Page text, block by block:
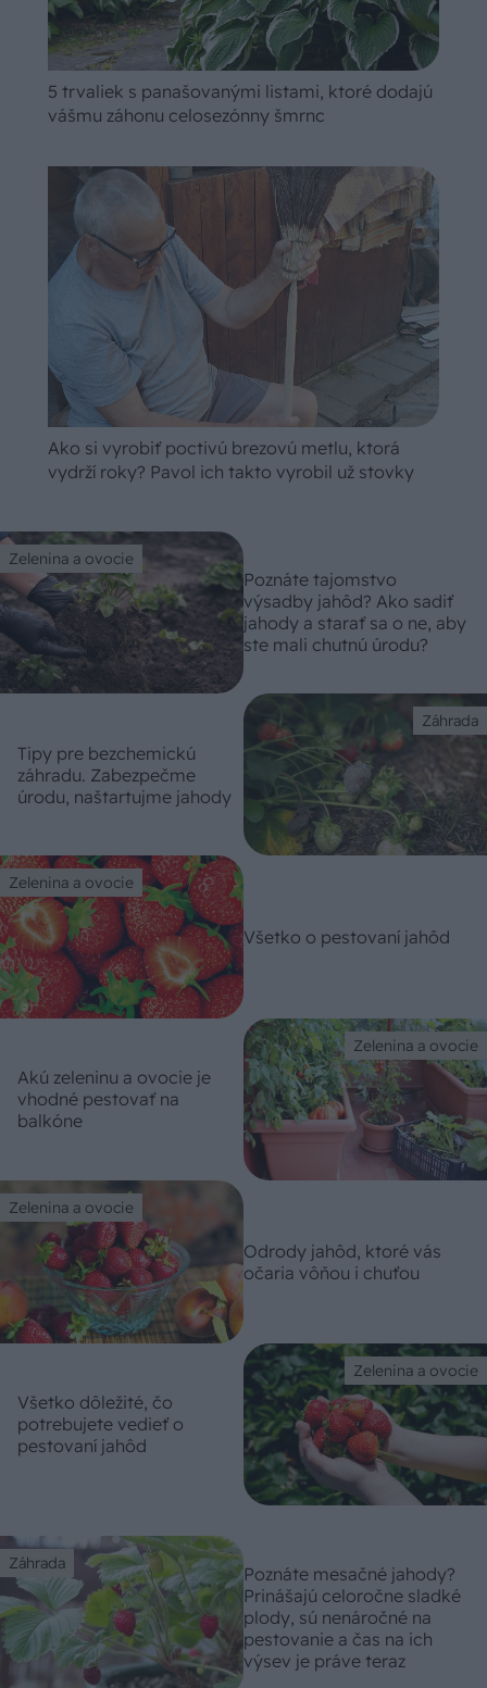
5 trvaliek s panašovanými listami, ktoré dodajú
vášmu záhonu celosezónny šmrnc
Ako si vyrobiť poctivú brezovú metlu, ktorá
vydrží roky? Pavol ich takto vyrobil už stovky
Zelenina a ovocie
Poznáte tajomstvo
výsadby jahôd? Ako sadiť
jahody a starať sa o ne, aby
ste mali chutnú úrodu?
Záhrada
Tipy pre bezchemickú
záhradu. Zabezpečme
úrodu, naštartujme jahody
Zelenina a ovocie
Všetko o pestovaní jahôd
Zelenina a ovocie
Akú zeleninu a ovocie je
vhodné pestovať na
balkóne
Zelenina a ovocie
Odrody jahôd, ktoré vás
očaria vôňou i chuťou
Zelenina a ovocie
Všetko dôležité, čo
potrebujete vedieť o
pestovaní jahôd
Záhrada
Poznáte mesačné jahody?
Prinášajú celoročne sladké
plody, sú nenáročné na
pestovanie a čas na ich
výsev je práve teraz